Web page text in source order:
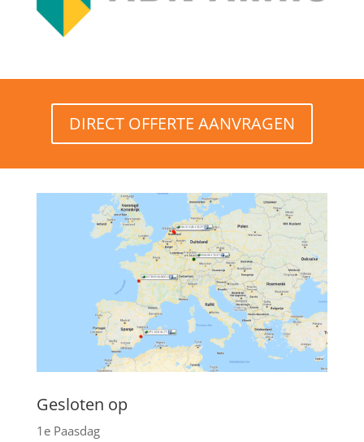
DIRECT OFFERTE AANVRAGEN
Gesloten op
1e Paasdag